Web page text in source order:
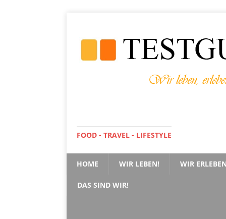
FOOD - TRAVEL - LIFESTYLE
HOME WIR LEBEN! WIR
DAS SIND WIR!